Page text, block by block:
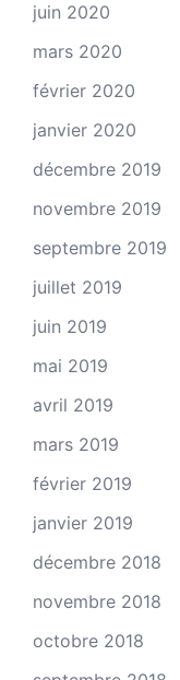
juin 2020
mars 2020
février 2020
janvier 2020
décembre 2019
novembre 2019
septembre 2019
juillet 2019
juin 2019
mai 2019
avril 2019
mars 2019
février 2019
janvier 2019
décembre 2018
novembre 2018
octobre 2018